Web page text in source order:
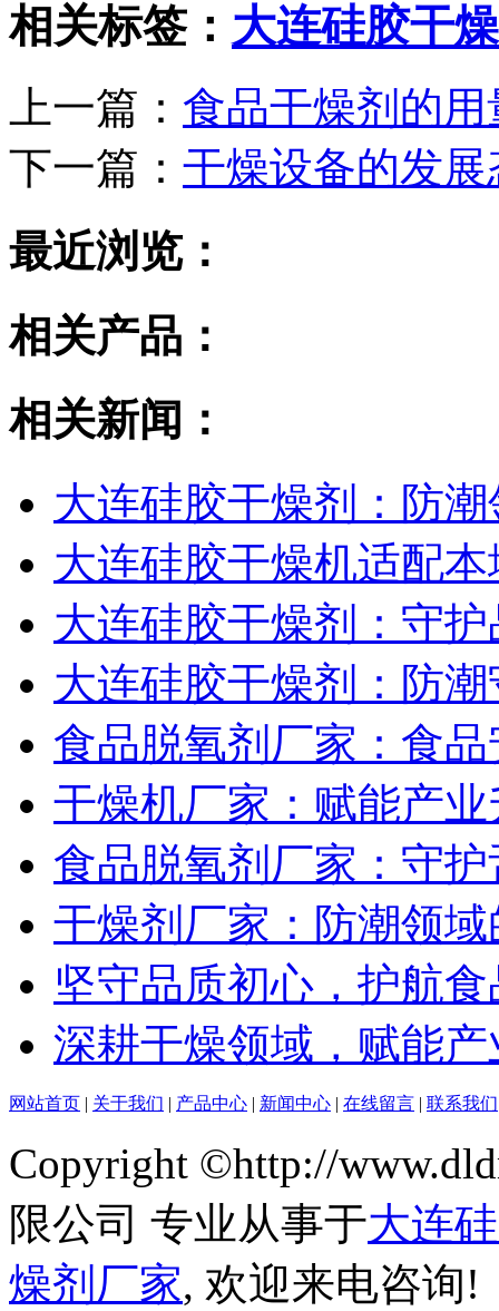
相关标签： 大连硅胶干
上一篇： 食品干燥剂的
下一篇： 干燥设备的发
最近浏览：
相关产品：
相关新闻：
大连硅胶干燥剂：防
大连硅胶干燥机适配
大连硅胶干燥剂：守
大连硅胶干燥剂：防
食品脱氧剂厂家：食
干燥机厂家：赋能产
食品脱氧剂厂家：守
干燥剂厂家：防潮领
坚守品质初心，护航
深耕干燥领域，赋能
网站首页 | 关于我们 | 产品中心 | 新闻中心 | 在线留言 | 联系我们
Copyright ©http://
限公司 专业从事于大连
燥剂厂家, 欢迎来电咨询!